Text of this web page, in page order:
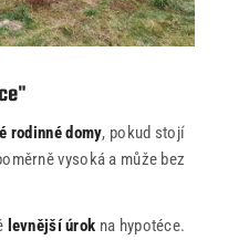
rodinné domy, pokud stojí
vysoká a může bez
levnější úrok na hypotéce.